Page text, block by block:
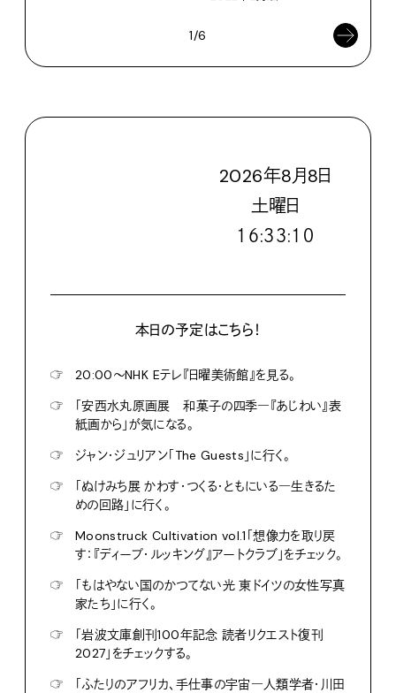
1/6
2026年8月8日
土曜日
１６:３３:１２
本日の予定はこちら！
☞
20:00〜NHK Eテレ『日曜美術館』を見る。
☞
「安西水丸原画展 和菓子の四季―『あじわい』表
紙画から」が気になる。
☞
ジャン・ジュリアン「The Guests」に行く。
☞
「ぬけみち展 かわす・つくる・ともにいる―生きるた
めの回路」に行く。
☞
Moonstruck Cultivation vol.1「想像力を取り戻
す：『ディープ・ルッキング』アートクラブ」をチェック。
☞
「もはやない国のかつてない光 東ドイツの女性写真
家たち」に行く。
☞
「岩波文庫創刊100年記念 読者リクエスト復刊
2027」をチェックする。
☞
「ふたりのアフリカ、手仕事の宇宙―人類学者・川田